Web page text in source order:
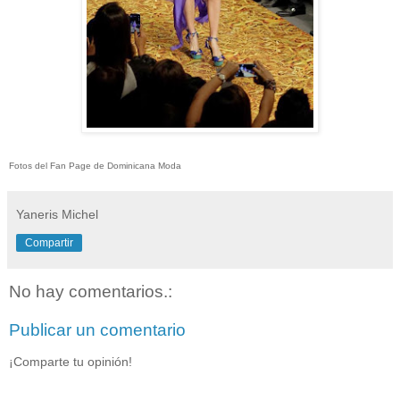
Fotos del Fan Page de Dominicana Moda
Yaneris Michel
Compartir
No hay comentarios.:
Publicar un comentario
¡Comparte tu opinión!